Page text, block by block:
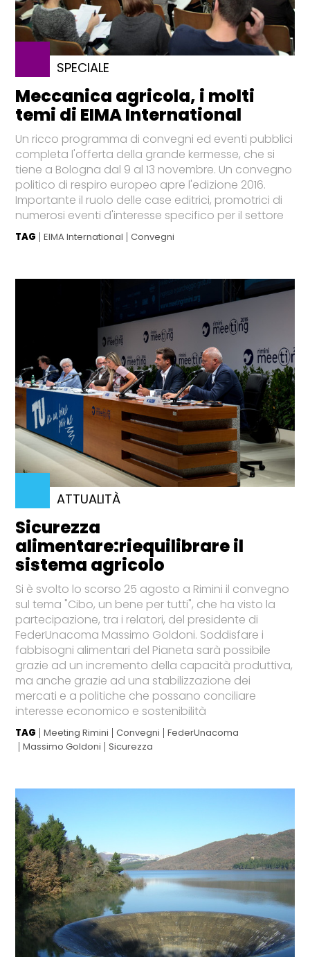
SPECIALE
Meccanica agricola, i molti
temi di EIMA International
Un ricco programma di convegni ed eventi pubblici
completa l'offerta della grande kermesse, che si
tiene a Bologna dal 9 al 13 novembre. Un convegno
politico di respiro europeo apre l'edizione 2016.
Importante il ruolo delle case editrici, promotrici di
numerosi eventi d'interesse specifico per il settore
TAG EIMA International Convegni
ATTUALITÀ
Sicurezza
alimentare:riequilibrare il
sistema agricolo
Si è svolto lo scorso 25 agosto a Rimini il convegno
sul tema "Cibo, un bene per tutti", che ha visto la
partecipazione, tra i relatori, del presidente di
FederUnacoma Massimo Goldoni. Soddisfare i
fabbisogni alimentari del Pianeta sarà possibile
grazie ad un incremento della capacità produttiva,
ma anche grazie ad una stabilizzazione dei
mercati e a politiche che possano conciliare
interesse economico e sostenibilità
TAG Meeting Rimini Convegni
FederUnacoma
Massimo Goldoni
Sicurezza